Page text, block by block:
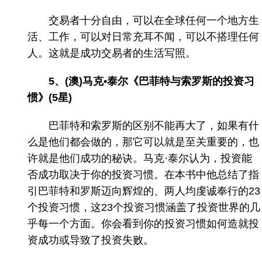
交易者十分自由，可以在全球任何一个地方生
活、工作，可以对日常充耳不闻，可以不搭理任何
人。这就是成功交易者的生活写照。
5、(澳)马克•泰尔《巴菲特与索罗斯的投资习
惯》(5星)
巴菲特和索罗斯的区别不能再大了，如果有什
么是他们都会做的，那它可以就是至关重要的，也
许就是他们成功的秘诀。马克·泰尔认为，投资能
否成功取决于你的投资习惯。在本书中他总结了指
引巴菲特和罗斯迈向辉煌的、两人均虔诚奉行的23
个投资习惯，这23个投资习惯涵盖了投资世界的几
乎每一个方面。你会看到你的投资习惯如何造就投
资成功或导致了投资失败。